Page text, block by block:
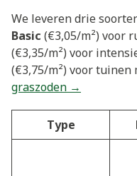
We leveren drie
Basic (€3,05/m²) voor
(€3,35/m²) voor
(€3,75/m²) voor tuinen
graszoden →
Type